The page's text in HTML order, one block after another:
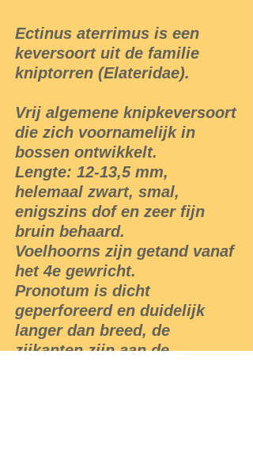
Ectinus aterrimus is een
keversoort uit de familie
kniptorren (Elateridae).
Vrij algemene knipkeversoort
die zich voornamelijk in
bossen ontwikkelt.
Lengte: 12-13,5 mm,
helemaal zwart, smal,
enigszins dof en zeer fijn
bruin behaard.
Voelhoorns zijn getand vanaf
het 4e gewricht.
Pronotum is dicht
geperforeerd en duidelijk
langer dan breed, de
zijkanten zijn aan de